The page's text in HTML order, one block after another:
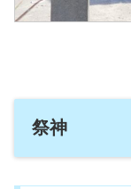
祭神